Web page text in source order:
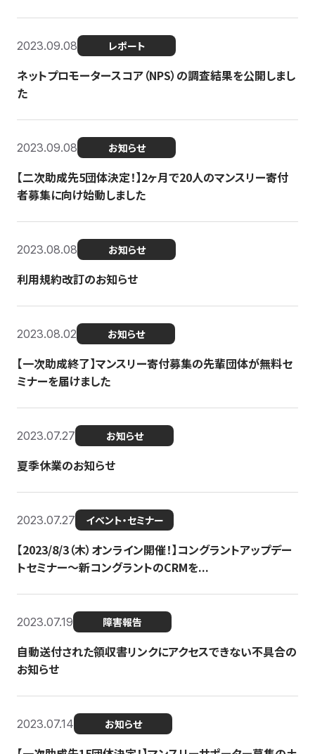
2023.09.08 レポート
ネットプロモータースコア（NPS）の調査結果を公開しまし
た
2023.09.08 お知らせ
【二次助成先5団体決定！】2ヶ月で20人のマンスリー寄付
者募集に向け始動しました
2023.08.08 お知らせ
利用規約改訂のお知らせ
2023.08.02 お知らせ
【一次助成終了】マンスリー寄付募集の先輩団体が無料セ
ミナーを届けました
2023.07.27 お知らせ
夏季休業のお知らせ
2023.07.27 イベント・セミナー
【2023/8/3（木）オンライン開催！】コングラントアップデー
トセミナー〜新コングラントのCRMを...
2023.07.19 障害報告
自動送付された領収書リンクにアクセスできない不具合の
お知らせ
2023.07.14 お知らせ